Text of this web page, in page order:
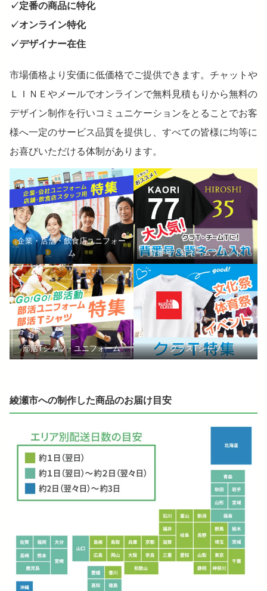
✓定番の商品に特化
✓オンライン特化
✓デザイナー在住
市場価格より安価に低価格でご提供できます。チャットや
ＬＩＮＥやメールでオンラインで無料見積もりから無料の
デザイン制作を行いコミュニケーションをとることでお客
様へ一定のサービス品質を提供し、すべての皆様に均等に
お喜びいただける体制があります。
企業・店舗・飲食店ユニフォー
ム
背番号・背ネームプリント
部活Tシャツ・ユニフォーム クラスTシャツ
綾瀬市への制作した商品のお届け目安